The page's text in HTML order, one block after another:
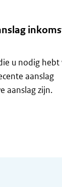
u nodig hebt
aanslag
aanslag zijn.